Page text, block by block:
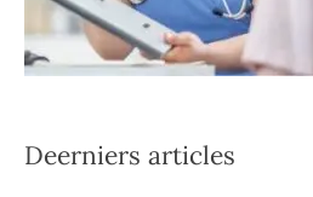
Deerniers articles